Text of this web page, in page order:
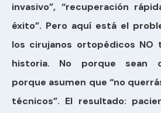
invasivo”, “recuperación
éxito”. Pero aquí está el
los cirujanos ortopédicos
historia. No porque sean
porque asumen que “no
técnicos”. El resultado: